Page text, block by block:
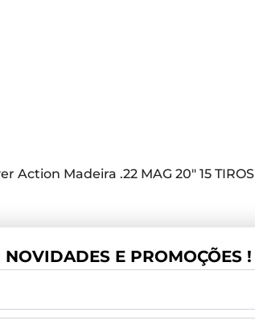
Action Madeira .22 MAG 20″ 15 TIROS
E PROMOÇÕES !